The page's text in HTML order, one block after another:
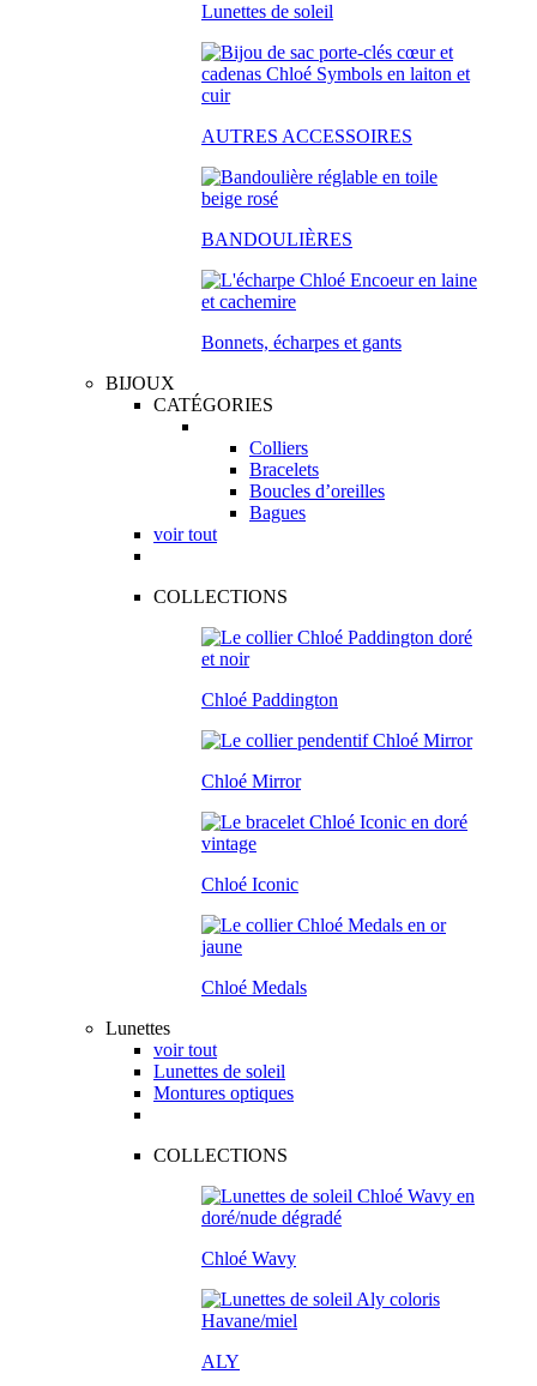
Lunettes de soleil
AUTRES ACCESSOIRES
BANDOULIÈRES
Bonnets, écharpes et gants
BIJOUX
CATÉGORIES
Colliers
Bracelets
Boucles d’oreilles
Bagues
voir tout
COLLECTIONS
Chloé Paddington
Chloé Mirror
Chloé Iconic
Chloé Medals
Lunettes
voir tout
Lunettes de soleil
Montures optiques
COLLECTIONS
Chloé Wavy
ALY